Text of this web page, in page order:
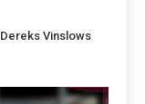
Dereks Vinslows